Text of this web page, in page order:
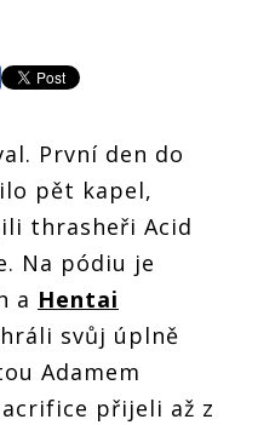
První den do
pět kapel,
thrasheři Acid
Na pódiu je
a Hentai
svůj úplně
Adamem
přijeli až z